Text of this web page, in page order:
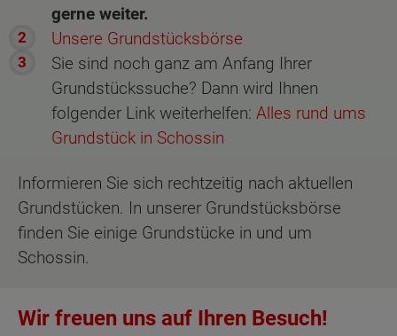
gerne weiter.
Unsere Grundstücksbörse
Sie sind noch ganz am Anfang Ihrer
Grundstückssuche? Dann wird Ihnen
folgender Link weiterhelfen: Alles rund ums
Grundstück in Schossin
Informieren Sie sich rechtzeitig nach aktuellen
Grundstücken. In unserer Grundstücksbörse
finden Sie einige Grundstücke in und um
Schossin.
Wir freuen uns auf Ihren Besuch!